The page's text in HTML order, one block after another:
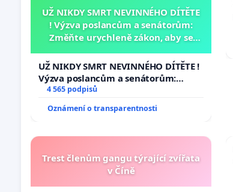
UŽ NIKDY SMRT NEVINNÉHO DÍTĚTE
! Výzva poslancům a senátorům:
Změňte urychleně zákon, aby se
opakovat!
UŽ NIKDY SMRT NEVINNÉHO DÍTĚTE !
Výzva poslancům a senátorům:
Změňte urychleně zákon, aby se
opakovat!
4 565 podpisů
Oznámení o transparentnosti
Trest členům gangu týrající zvířata
v Číně